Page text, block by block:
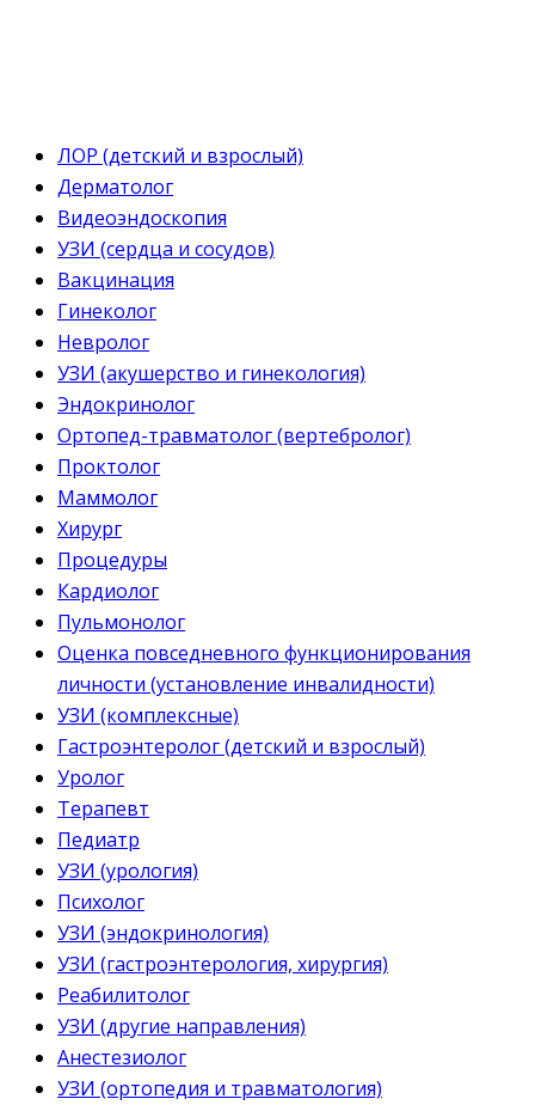
ЛОР (детский и взрослый)
Дерматолог
Видеоэндоскопия
УЗИ (сердца и сосудов)
Вакцинация
Гинеколог
Невролог
УЗИ (акушерство и гинекология)
Эндокринолог
Ортопед-травматолог (вертебролог)
Проктолог
Маммолог
Хирург
Процедуры
Кардиолог
Пульмонолог
Оценка повседневного функционирования
личности (установление инвалидности)
УЗИ (комплексные)
Гастроэнтеролог (детский и взрослый)
Уролог
Терапевт
Педиатр
УЗИ (урология)
Психолог
УЗИ (эндокринология)
УЗИ (гастроэнтерология, хирургия)
Реабилитолог
УЗИ (другие направления)
Анестезиолог
УЗИ (ортопедия и травматология)